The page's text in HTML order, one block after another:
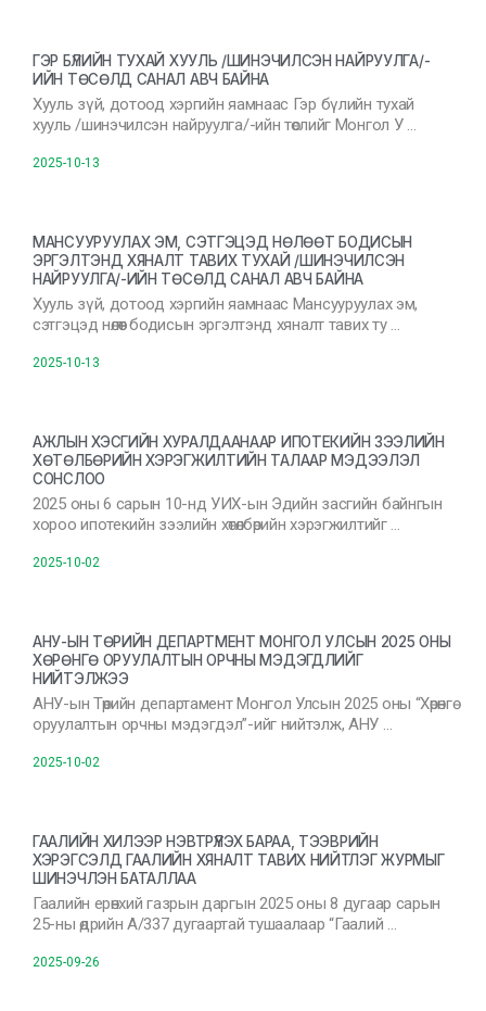
ГЭР БҮЛИЙН ТУХАЙ ХУУЛЬ /ШИНЭЧИЛСЭН НАЙРУУЛГА/-
ИЙН ТӨСӨЛД САНАЛ АВЧ БАЙНА
Хууль зүй, дотоод хэргийн яамнаас Гэр бүлийн тухай
хууль /шинэчилсэн найруулга/-ийн төслийг Монгол У …
2025-10-13
МАНСУУРУУЛАХ ЭМ, СЭТГЭЦЭД НӨЛӨӨТ БОДИСЫН
ЭРГЭЛТЭНД ХЯНАЛТ ТАВИХ ТУХАЙ /ШИНЭЧИЛСЭН
НАЙРУУЛГА/-ИЙН ТӨСӨЛД САНАЛ АВЧ БАЙНА
Хууль зүй, дотоод хэргийн яамнаас Мансууруулах эм,
сэтгэцэд нөлөөт бодисын эргэлтэнд хяналт тавих ту …
2025-10-13
АЖЛЫН ХЭСГИЙН ХУРАЛДААНААР ИПОТЕКИЙН ЗЭЭЛИЙН
ХӨТӨЛБӨРИЙН ХЭРЭГЖИЛТИЙН ТАЛААР МЭДЭЭЛЭЛ
СОНСЛОО
2025 оны 6 сарын 10-нд УИХ-ын Эдийн засгийн байнгын
хороо ипотекийн зээлийн хөтөлбөрийн хэрэгжилтийг …
2025-10-02
АНУ-ЫН ТӨРИЙН ДЕПАРТМЕНТ МОНГОЛ УЛСЫН 2025 ОНЫ
ХӨРӨНГӨ ОРУУЛАЛТЫН ОРЧНЫ МЭДЭГДЛИЙГ
НИЙТЭЛЖЭЭ
АНУ-ын Төрийн департамент Монгол Улсын 2025 оны “Хөрөнгө
оруулалтын орчны мэдэгдэл”-ийг нийтэлж, АНУ …
2025-10-02
ГААЛИЙН ХИЛЭЭР НЭВТРҮҮЛЭХ БАРАА, ТЭЭВРИЙН
ХЭРЭГСЭЛД ГААЛИЙН ХЯНАЛТ ТАВИХ НИЙТЛЭГ ЖУРМЫГ
ШИНЭЧЛЭН БАТАЛЛАА
Гаалийн ерөнхий газрын даргын 2025 оны 8 дугаар сарын
25-ны өдрийн А/337 дугаартай тушаалаар “Гаалий …
2025-09-26